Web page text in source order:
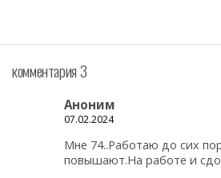
комментария 3
Аноним
07.02.2024
Мне 74..Работаю до сих
повышают.На работе и